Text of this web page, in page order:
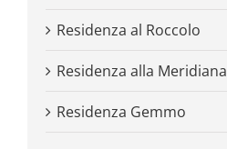
Residenza al Roccolo
Residenza alla Meridiana
Residenza Gemmo